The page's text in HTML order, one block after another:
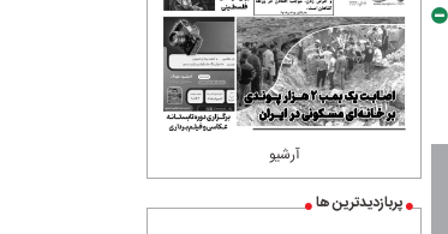
آرشیو
پربازدیدترین ها